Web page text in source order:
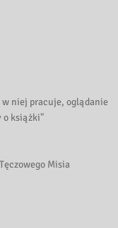
w niej pracuje, oglądanie
o książki"
Misia